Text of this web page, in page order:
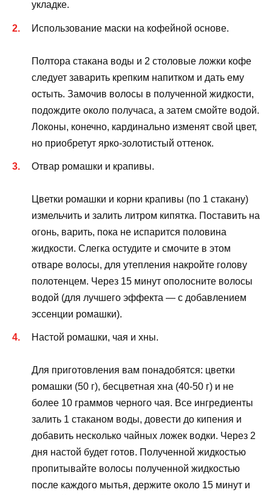
укладке.
Использование маски на кофейной основе.
Полтора стакана воды и 2 столовые ложки кофе
следует заварить крепким напитком и дать ему
остыть. Замочив волосы в полученной жидкости,
подождите около получаса, а затем смойте водой.
Локоны, конечно, кардинально изменят свой цвет,
но приобретут ярко-золотистый оттенок.
Отвар ромашки и крапивы.
Цветки ромашки и корни крапивы (по 1 стакану)
измельчить и залить литром кипятка. Поставить на
огонь, варить, пока не испарится половина
жидкости. Слегка остудите и смочите в этом
отваре волосы, для утепления накройте голову
полотенцем. Через 15 минут ополосните волосы
водой (для лучшего эффекта — с добавлением
эссенции ромашки).
Настой ромашки, чая и хны.
Для приготовления вам понадобятся: цветки
ромашки (50 г), бесцветная хна (40-50 г) и не
более 10 граммов черного чая. Все ингредиенты
залить 1 стаканом воды, довести до кипения и
добавить несколько чайных ложек водки. Через 2
дня настой будет готов. Полученной жидкостью
пропитывайте волосы полученной жидкостью
после каждого мытья, держите около 15 минут и